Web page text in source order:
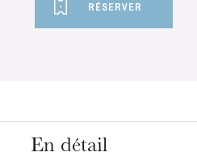
RÉSERVER
En détail